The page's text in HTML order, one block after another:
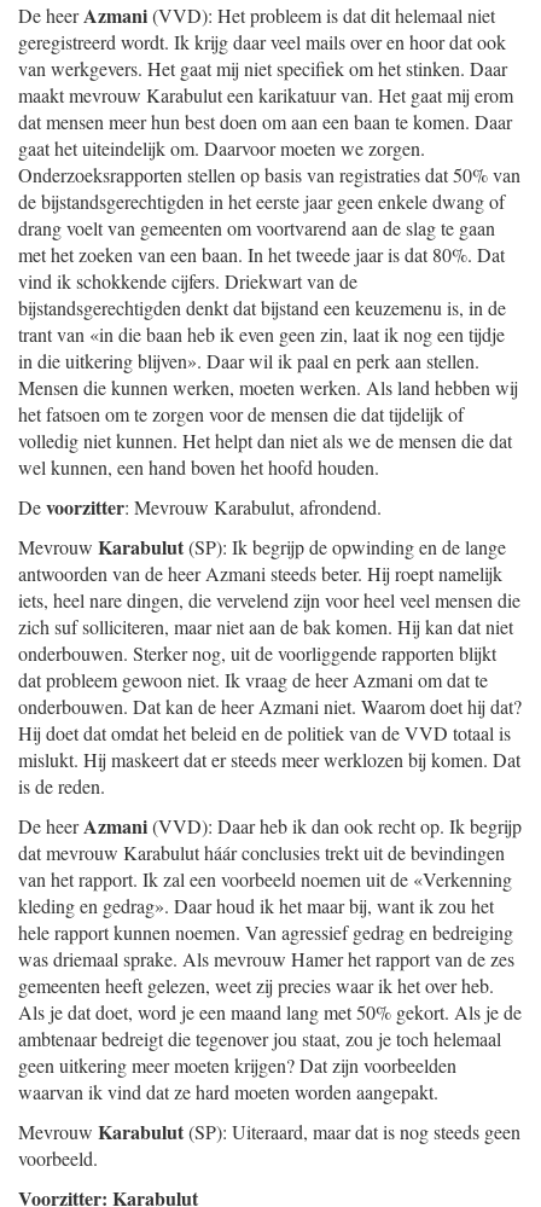
De heerAzmani(VVD): Het probleem is dat dit helemaal niet
geregistreerd wordt. Ik krijg daar veel mails over en hoor dat ook
van werkgevers. Het gaat mij niet specifiek om het stinken. Daar
maakt mevrouw Karabulut een karikatuur van. Het gaat mij erom
dat mensen meer hun best doen om aan een baan te komen. Daar
gaat het uiteindelijk om. Daarvoor moeten we zorgen.
Onderzoeksrapporten stellen op basis van registraties dat 50% van
de bijstandsgerechtigden in het eerste jaar geen enkele dwang of
drang voelt van gemeenten om voortvarend aan de slag te gaan
met het zoeken van een baan. In het tweede jaar is dat 80%. Dat
vind ik schokkende cijfers. Driekwart van de
bijstandsgerechtigden denkt dat bijstand een keuzemenu is, in de
trant van «in die baan heb ik even geen zin, laat ik nog een tijdje
in die uitkering blijven». Daar wil ik paal en perk aan stellen.
Mensen die kunnen werken, moeten werken. Als land hebben wij
het fatsoen om te zorgen voor de mensen die dat tijdelijk of
volledig niet kunnen. Het helpt dan niet als we de mensen die dat
wel kunnen, een hand boven het hoofd houden.
Devoorzitter: Mevrouw Karabulut, afrondend.
Mevrouw Karabulut(SP): Ik begrijp de opwinding en de lange
antwoorden van de heer Azmani steeds beter. Hij roept namelijk
iets, heel nare dingen, die vervelend zijn voor heel veel mensen die
zich suf solliciteren, maar niet aan de bak komen. Hij kan dat niet
onderbouwen. Sterker nog, uit de voorliggende rapporten blijkt
dat probleem gewoon niet. Ik vraag de heer Azmani om dat te
onderbouwen. Dat kan de heer Azmani niet. Waarom doet hij dat?
Hij doet dat omdat het beleid en de politiek van de VVD totaal is
mislukt. Hij maskeert dat er steeds meer werklozen bij komen. Dat
is de reden.
De heerAzmani(VVD): Daar heb ik dan ook recht op. Ik begrijp
dat mevrouw Karabulut háár conclusies trekt uit de bevindingen
van het rapport. Ik zal een voorbeeld noemen uit de «Verkenning
kleding en gedrag». Daar houd ik het maar bij, want ik zou het
hele rapport kunnen noemen. Van agressief gedrag en bedreiging
was driemaal sprake. Als mevrouw Hamer het rapport van de zes
gemeenten heeft gelezen, weet zij precies waar ik het over heb.
Als je dat doet, word je een maand lang met 50% gekort. Als je de
ambtenaar bedreigt die tegenover jou staat, zou je toch helemaal
geen uitkering meer moeten krijgen? Dat zijn voorbeelden
waarvan ik vind dat ze hard moeten worden aangepakt.
Mevrouw Karabulut(SP): Uiteraard, maar dat is nog steeds geen
voorbeeld.
Voorzitter: Karabulut